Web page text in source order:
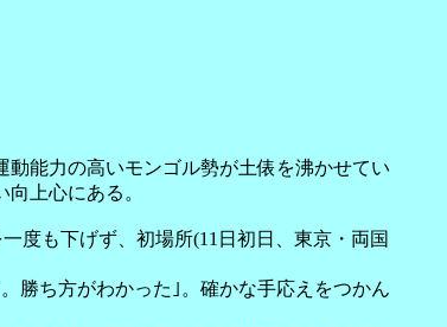
能力の高いモンゴル勢が土俵を沸かせてい
上心にある。
度も下げず、初場所(11日初日、東京・両国
勝ち方がわかった｣。確かな手応えをつかん